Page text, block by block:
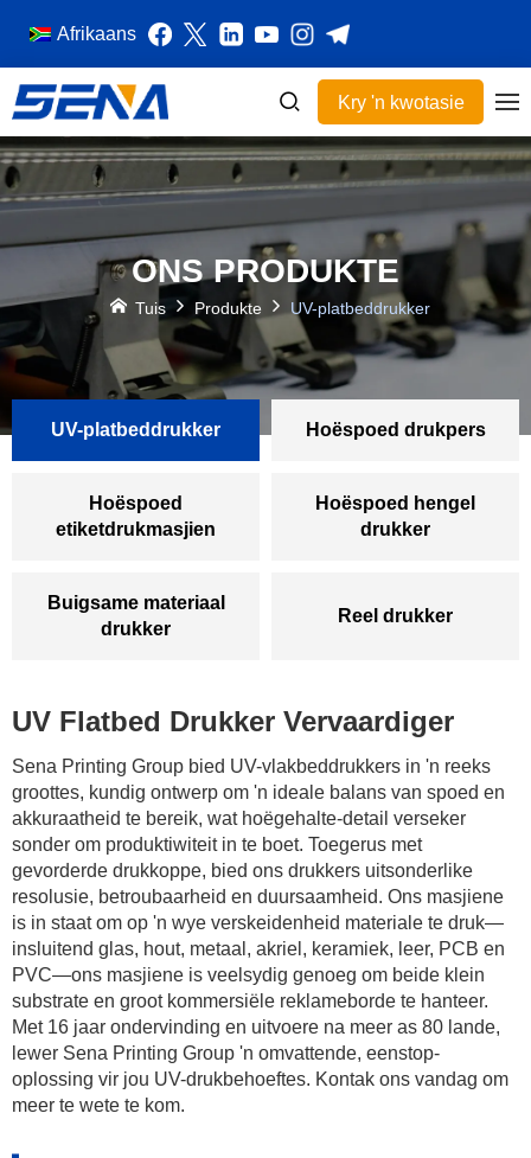
Afrikaans
Kry 'n kwotasie
ONS PRODUKTE
Tuis Produkte UV-platbeddrukker
UV-platbeddrukker Hoëspoed drukpers
Hoëspoed
etiketdrukmasjien
Hoëspoed hengel
drukker
Buigsame materiaal
drukker
Reel drukker
UV Flatbed Drukker Vervaardiger
Sena Printing Group bied UV-vlakbeddrukkers in 'n reeks
groottes, kundig ontwerp om 'n ideale balans van spoed en
akkuraatheid te bereik, wat hoëgehalte-detail verseker
sonder om produktiwiteit in te boet. Toegerus met
gevorderde drukkoppe, bied ons drukkers uitsonderlike
resolusie, betroubaarheid en duursaamheid. Ons masjiene
is in staat om op 'n wye verskeidenheid materiale te druk—
insluitend glas, hout, metaal, akriel, keramiek, leer, PCB en
PVC—ons masjiene is veelsydig genoeg om beide klein
substrate en groot kommersiële reklameborde te hanteer.
Met 16 jaar ondervinding en uitvoere na meer as 80 lande,
lewer Sena Printing Group 'n omvattende, eenstop-
oplossing vir jou UV-drukbehoeftes. Kontak ons vandag om
meer te wete te kom.